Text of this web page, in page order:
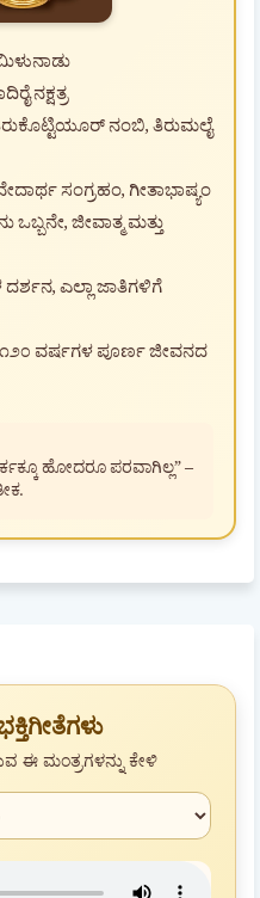
ನಕ್ಷತ್ರ
ನಂಬಿ, ತಿರುಮಲೈ
ಸಂಗ್ರಹಂ, ಗೀತಾಭಾಷ್ಯಂ
ಒಬ್ಬನೇ, ಜೀವಾತ್ಮ ಮತ್ತು
ಎಲ್ಲಾ ಜಾತಿಗಳಿಗೆ
೧೨೦ ವರ್ಷಗಳ ಪೂರ್ಣ ಜೀವನದ
ಹೋದರೂ ಪರವಾಗಿಲ್ಲ” –
ಈ ಮಂತ್ರಗಳನ್ನು ಕೇಳಿ